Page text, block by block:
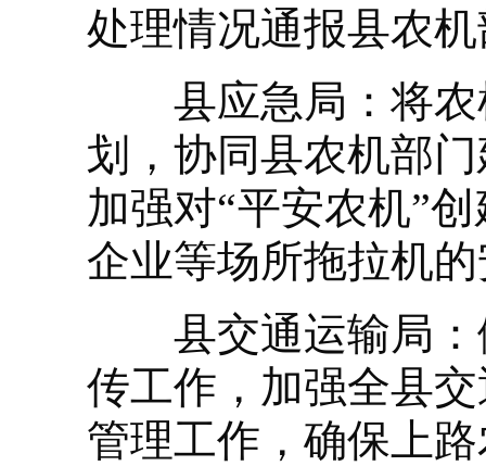
处理情况通报县农
县应急局：将农
划，协同县农机部
加强对“平安农机”
企业等场所拖拉机
县交通运输局：
传工作，加强全县
管理工作，确保上